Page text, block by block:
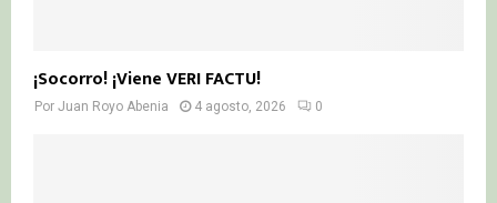
¡Socorro! ¡Viene VERI FACTU!
Por Juan Royo Abenia 4 agosto, 2026 0